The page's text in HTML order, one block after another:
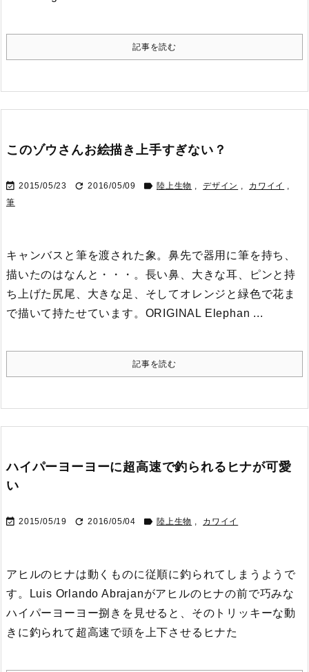
記事を読む
このゾウさんお絵描き上手すぎない？
 2015/05/23  2016/05/09  陸上生物 , デザイン , カワイイ ,
筆
キャンバスと筆を渡された象。鼻先で器用に筆を持ち、
描いたのはなんと・・・。 長い鼻、大きな耳、ピンと持
ち上げた尻尾、大きな足、そしてオレンジと緑色で花ま
で描いて持たせています。 ORIGINAL Elephan ...
記事を読む
ハイパーヨーヨーに超高速で釣られるヒナが可愛
い
 2015/05/19  2016/05/04  陸上生物 , カワイイ
アヒルのヒナは動くものに従順に釣られてしまうようで
す。
Luis Orlando Abrajanがアヒルのヒナの前で巧みな
ハイパーヨーヨー捌きを見せると、そのトリッキーな動
きに釣られて超高速で頭を上下させるヒナた